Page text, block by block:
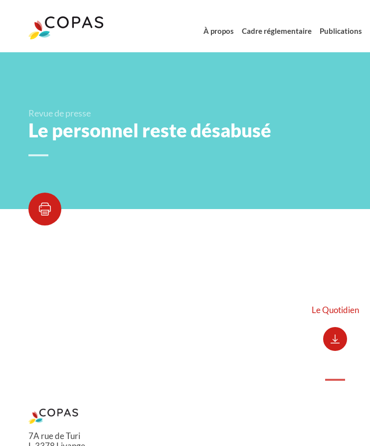
À propos Cadre réglementaire Publications
Revue de presse
Le personnel reste désabusé
Le Quotidien
7A rue de Turi